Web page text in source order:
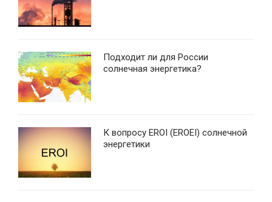
Подходит ли для России
солнечная энергетика?
К вопросу EROI (EROEI) солнечной
энергетики